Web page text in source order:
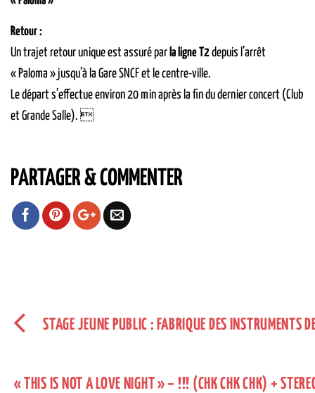
Retour :
Un trajet retour unique est assuré par la ligne T2depuis l’arrêt
« Paloma » jusqu’à la Gare SNCF et le centre-ville.
Le départ s’effectue environ 20 min après la fin du dernier concert (Club
et Grande Salle). 
PARTAGER & COMMENTER
STAGE JEUNE PUBLIC : FABRIQUE DES INSTRUMENTS
« THIS IS NOT A LOVE NIGHT » – !!! (CHK CHK CHK) +